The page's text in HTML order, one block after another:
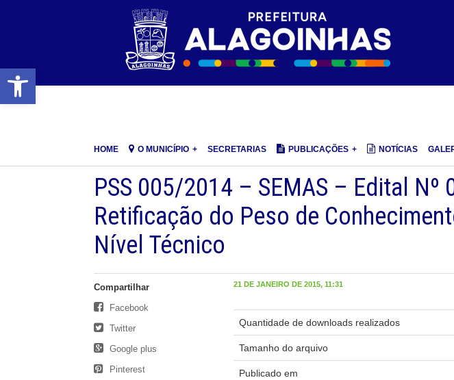
Barra de Ferramentas Aberta
HOME O MUNICÍPIO SECRETARIAS PUBLICAÇÕES NOTÍCIAS
PSS 005/2014 – SEMAS – Edital Nº
Retificação do Peso de
Nível Técnico
21 DE JANEIRO DE 2015, 11:31
Quantidade de downloads realizados
Tamanho do arquivo
Publicado em
Compartilhar
Facebook
Twitter
Google plus
Pinterest